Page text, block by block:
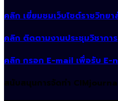
คลิก เยี่ยมชมเว็บไซต์ราชวิทย
คลิก ติดตามงานประชุมวิชาการ
คลิก กรอก E-mail เพื่อรับ E-
สนับสนุนการจัดทำ